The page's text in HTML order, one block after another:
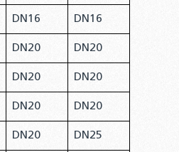
DN16 DN16
DN20 DN20
DN20 DN20
DN20 DN20
DN20 DN25